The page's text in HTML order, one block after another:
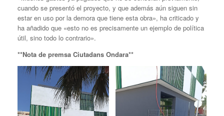
cuando se presentó el proyecto, y que además aún siguen sin
estar en uso por la demora que tiene esta obra», ha criticado y
ha añadido que «esto no es precisamente un ejemplo de política
útil, sino todo lo contrario».
**Nota de premsa Ciutadans Ondara**